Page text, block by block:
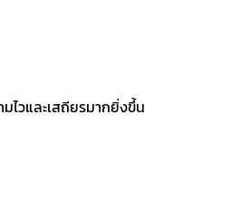
ไวและเสถียรมากยิ่งขึ้น